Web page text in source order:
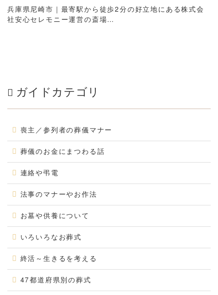
兵庫県尼崎市｜最寄駅から徒歩2分の好立地にある株式会
社安心セレモニー運営の斎場…
ガイドカテゴリ
喪主／参列者の葬儀マナー
葬儀のお金にまつわる話
連絡や弔電
法事のマナーやお作法
お墓や供養について
いろいろなお葬式
終活～生きるを考える
47都道府県別の葬式